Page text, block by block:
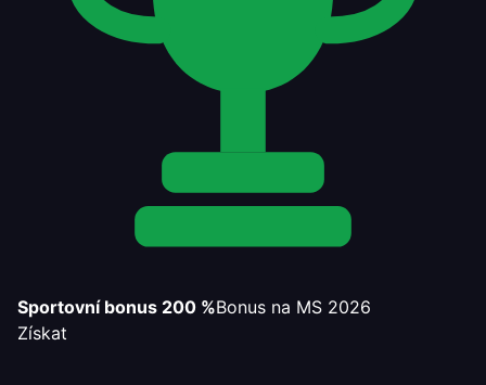
Sportovní bonus 200 %Bonus na MS 2026
Získat